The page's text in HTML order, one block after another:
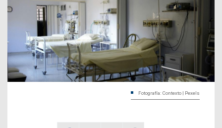
Fotografía: Contexto | Pexels